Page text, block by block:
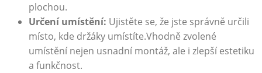
plochou.
Určení umístění: Ujistěte se,​ že jste správně určili
místo,⁢ kde ⁤držáky ​umístíte.Vhodně zvolené
umístění nejen​ usnadní montáž, ale i ⁢zlepší estetiku⁢
a funkčnost.